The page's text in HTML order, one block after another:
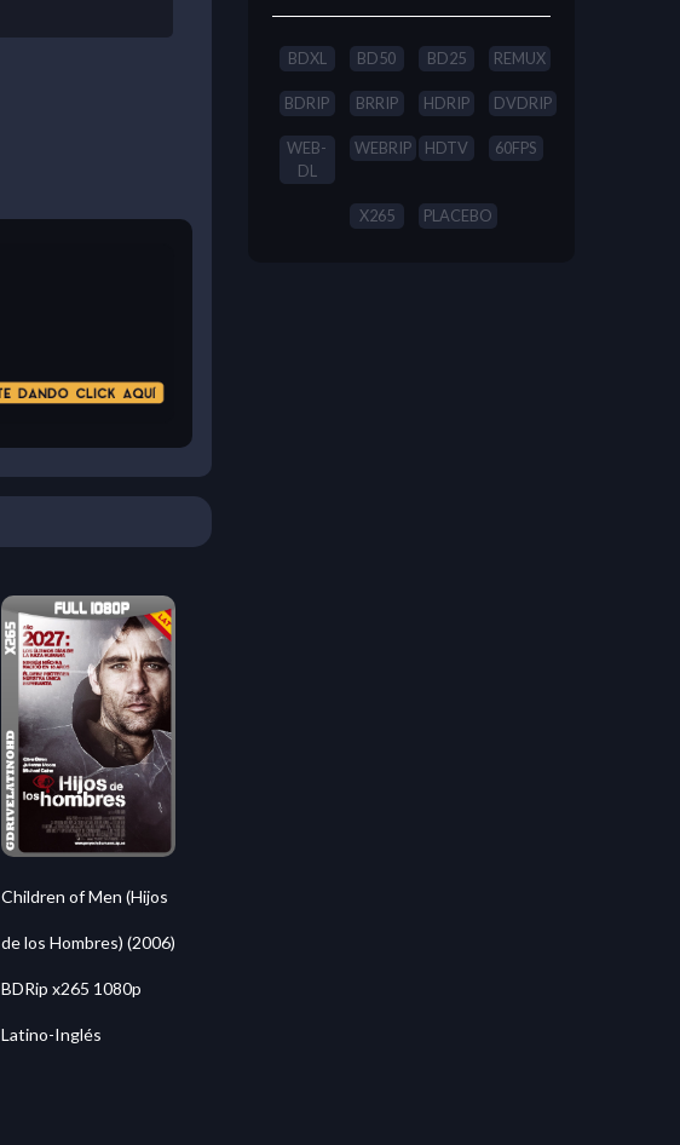
Children of Men (Hijos
de los Hombres) (2006)
BDXL BD50 BD25 REMUX
BDRIP BRRIP HDRIP DVDRIP
WEB-
DL
WEBRIP HDTV 60FPS
X265 PLACEBO